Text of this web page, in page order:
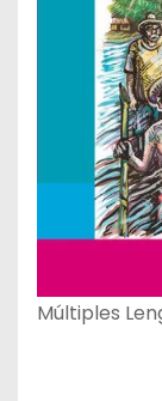
Múltiples